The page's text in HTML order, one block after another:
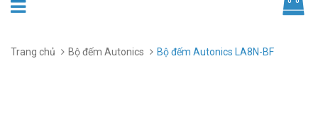
Trang chủ Bộ đếm Autonics Bộ đếm Autonics LA8N-BF